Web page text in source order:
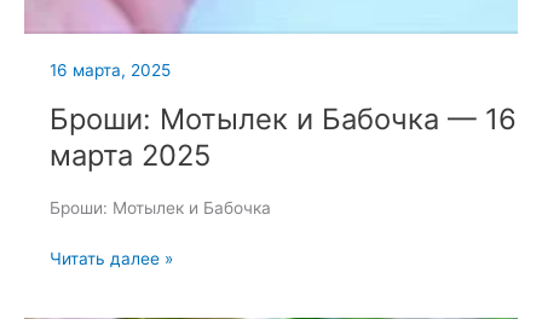
16 марта, 2025
Броши: Мотылек и Бабочка — 16
марта 2025
Броши: Мотылек и Бабочка
Броши:
Читать далее »